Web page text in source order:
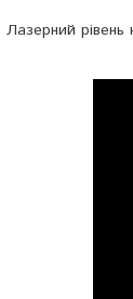
Лазерний рівень